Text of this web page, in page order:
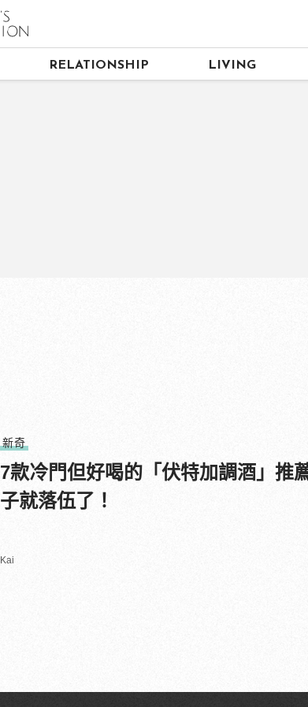
RELATIONSHIP LIVING
新奇
7款冷門但好喝的「伏特加調酒」推
子就落伍了！
Kai